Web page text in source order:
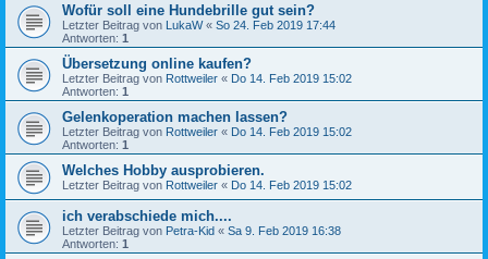
Wofür soll eine Hundebrille gut sein?
Letzter Beitrag von LukaW« So 24. Feb 2019 17:44
Antworten: 1
Übersetzung online kaufen?
Letzter Beitrag von Rottweiler « Do 14. Feb 2019 15:02
Antworten: 1
Gelenkoperation machen lassen?
Letzter Beitrag von Rottweiler « Do 14. Feb 2019 15:02
Antworten: 1
Welches Hobby ausprobieren.
Letzter Beitrag von Rottweiler « Do 14. Feb 2019 15:02
ich verabschiede mich....
Letzter Beitrag von Petra-Kid « Sa 9. Feb 2019 16:38
Antworten: 1